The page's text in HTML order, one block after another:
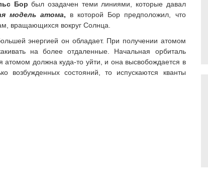
Бор был озадачен теми линиями, которые давал
модель атома, в которой Бор предположил, что
вращающихся вокруг Солнца.
энергией он обладает. При получении атомом
на более отдаленные. Начальная орбиталь
атомом должна куда-то уйти, и она высвобождается в
возбужденных состояний, то испускаются кванты